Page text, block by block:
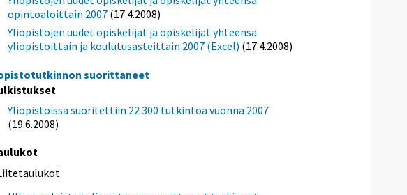
opintoaloittain 2007 (17.4.2008)
Yliopistojen uudet opiskelijat ja opiskelijat yhteensä
yliopistoittain ja koulutusasteittain 2007 (Excel) (17.4.2008)
suorittaneet
Yliopistoissa suoritettiin 22 300 tutkintoa vuonna 2007
(19.6.2008)